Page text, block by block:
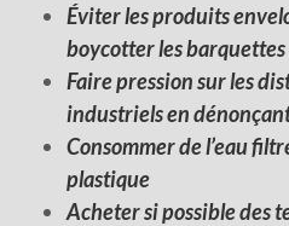
Éviter les produits
boycotter les
Faire pression sur les
industriels en
Consommer de l’eau
plastique
Acheter si possible des